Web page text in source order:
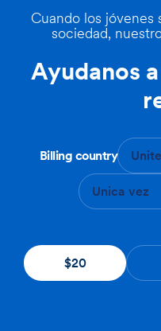
Cuando los jóvenes
sociedad,
Ayudanos
Billing country
Unica vez
$20